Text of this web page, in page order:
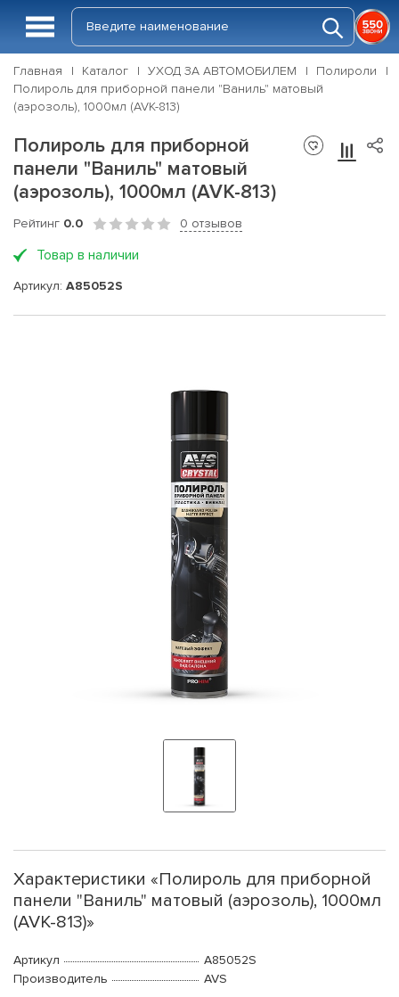
Главная Каталог УХОД ЗА АВТОМОБИЛЕМ
Полироли
Полироль для приборной панели "Ваниль" матовый
(аэрозоль), 1000мл (AVK-813)
Полироль для приборной
панели "Ваниль" матовый
(аэрозоль), 1000мл (AVK-813)
Рейтинг 0.0 0 отзывов
Товар в наличии
Артикул: A85052S
Характеристики «Полироль для приборной
панели "Ваниль" матовый (аэрозоль), 1000мл
(AVK-813)»
Артикул
A85052S
Производитель
AVS